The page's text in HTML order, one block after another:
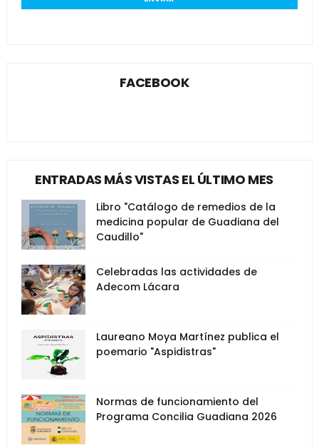
FACEBOOK
ENTRADAS MÁS VISTAS EL ÚLTIMO MES
Libro "Catálogo de remedios de la
medicina popular de Guadiana del
Caudillo"
Celebradas las actividades de
Adecom Lácara
Laureano Moya Martínez publica el
poemario "Aspidistras"
Normas de funcionamiento del
Programa Concilia Guadiana 2026